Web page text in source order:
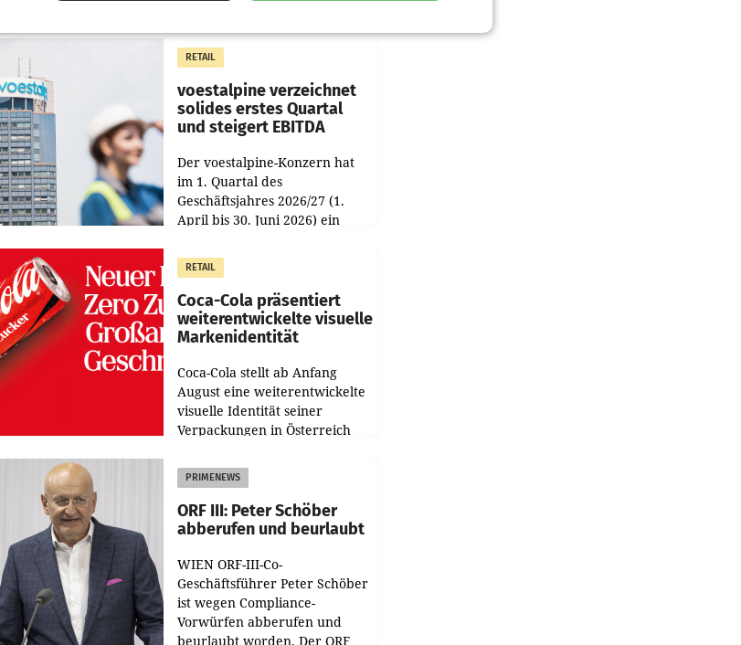
Pig vorgeschlagenen
Besetzungen für die
Direktionen abgestimmt
werden.
RETAIL
voestalpine verzeichnet
solides erstes Quartal
und steigert EBITDA
Der voestalpine-Konzern hat
im 1. Quartal des
Geschäftsjahres 2026/27 (1.
April bis 30. Juni 2026) ein
Der Umsatz stieg im Vergleich
zur Vorjahresperiode
RETAIL
Coca-Cola präsentiert
weiterentwickelte visuelle
Markenidentität
Coca-Cola stellt ab Anfang
August eine weiterentwickelte
visuelle Identität seiner
Verpackungen in Österreich
Redesigns stehen zentrale
Gestaltungselemente
PRIMENEWS
ORF III: Peter Schöber
abberufen und beurlaubt
WIEN ORF-III-Co-
Geschäftsführer Peter Schöber
ist wegen Compliance-
Vorwürfen abberufen und
beurlaubt worden. Der ORF